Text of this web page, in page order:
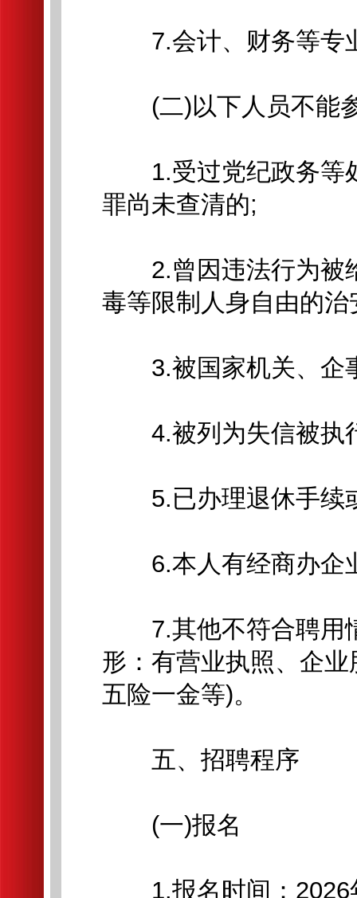
7.会计、财务等专
(二)以下人员不能
1.受过党纪政务等
罪尚未查清的;
2.曾因违法行为被
毒等限制人身自由的
3.被国家机关、企
4.被列为失信被执
5.已办理退休手续
6.本人有经商办企
7.其他不符合聘用
形：有营业执照、企
五险一金等)。
五、招聘程序
(一)报名
1.报名时间：2026